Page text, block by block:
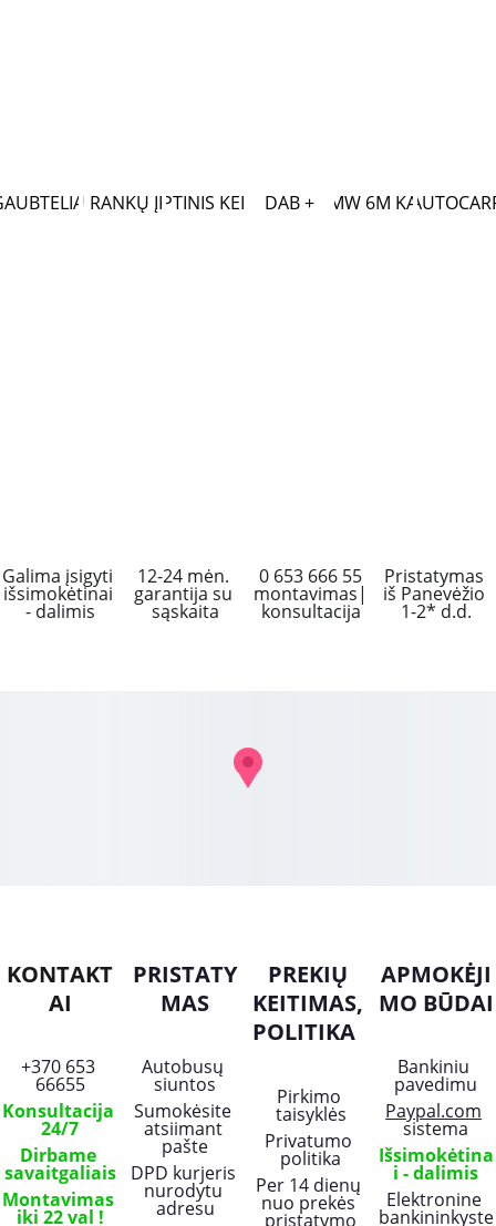
LAISVŲ RANKŲ ĮRANGA
MB OPTINIS KEITIKLIS
DAB +
MB/BMW 6M KABELIS
KONTAKT
AI
+370 653
66655
Konsultacija
24/7
Dirbame
savaitgaliais
Montavimas
iki 22 val !
PRISTATY
MAS
Autobusų
siuntos
Sumokėsite
atsiimant
pašte
DPD kurjeris
nurodytu
adresu
APMOKĖJI
MO BŪDAI
Bankiniu
pavedimu
Paypal.com
sistema
Išsimokėtina
i - dalimis
Elektronine
bankininkyste
PREKIŲ
KEITIMAS,
POLITIKA
Pirkimo
taisyklės
Privatumo
politika
Per 14 dienų
nuo prekės
pristatymo
Galima įsigyti
išsimokėtinai
- dalimis
12-24 mėn.
garantija su
sąskaita
Pristatymas
iš Panevėžio
1-2* d.d.
0 653 666 55
montavimas|
konsultacija